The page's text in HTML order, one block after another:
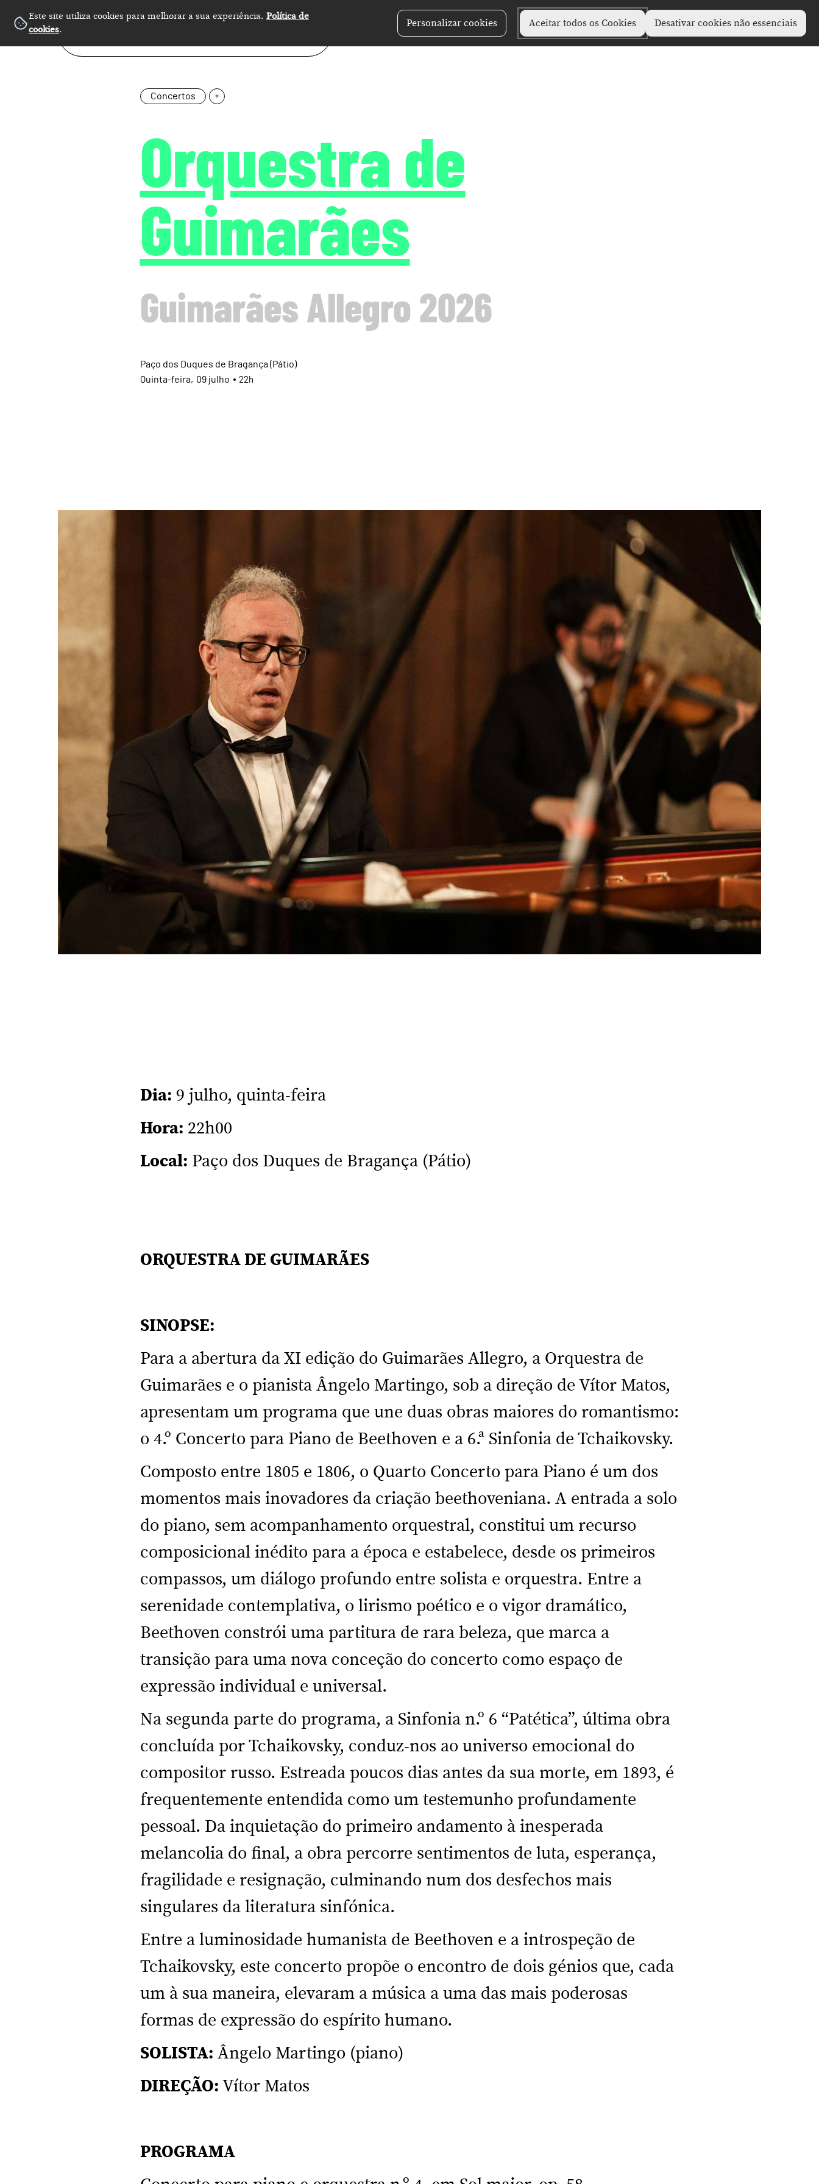
Este site utiliza cookies para melhorar a sua experiência. Política de
cookies.
Personalizar cookies Aceitar todos os Cookies Desativar cookies não essenciais
Concertos +
Orquestra de
Guimarães
Guimarães Allegro 2026
Paço dos Duques de Bragança (Pátio)
09 julho
Quinta 22h
Dia: 9 julho, quinta-feira
Hora: 22h00
Local: Paço dos Duques de Bragança (Pátio)
ORQUESTRA DE GUIMARÃES
SINOPSE:
Para a abertura da XI edição do Guimarães Allegro, a Orquestra de
Guimarães e o pianista Ângelo Martingo, sob a direção de Vítor Matos,
apresentam um programa que une duas obras maiores do romantismo:
o 4.º Concerto para Piano de Beethoven e a 6.ª Sinfonia de Tchaikovsky.
Composto entre 1805 e 1806, o Quarto Concerto para Piano é um dos
momentos mais inovadores da criação beethoveniana. A entrada a solo
do piano, sem acompanhamento orquestral, constitui um recurso
composicional inédito para a época e estabelece, desde os primeiros
compassos, um diálogo profundo entre solista e orquestra. Entre a
serenidade contemplativa, o lirismo poético e o vigor dramático,
Beethoven constrói uma partitura de rara beleza, que marca a
transição para uma nova conceção do concerto como espaço de
expressão individual e universal.
Na segunda parte do programa, a Sinfonia n.º 6 “Patética”, última obra
concluída por Tchaikovsky, conduz-nos ao universo emocional do
compositor russo. Estreada poucos dias antes da sua morte, em 1893, é
frequentemente entendida como um testemunho profundamente
pessoal. Da inquietação do primeiro andamento à inesperada
melancolia do final, a obra percorre sentimentos de luta, esperança,
fragilidade e resignação, culminando num dos desfechos mais
singulares da literatura sinfónica.
Entre a luminosidade humanista de Beethoven e a introspeção de
Tchaikovsky, este concerto propõe o encontro de dois génios que, cada
um à sua maneira, elevaram a música a uma das mais poderosas
formas de expressão do espírito humano.
SOLISTA: Ângelo Martingo (piano)
DIREÇÃO: Vítor Matos
PROGRAMA